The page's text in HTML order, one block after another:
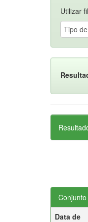
Utilizar
Data de